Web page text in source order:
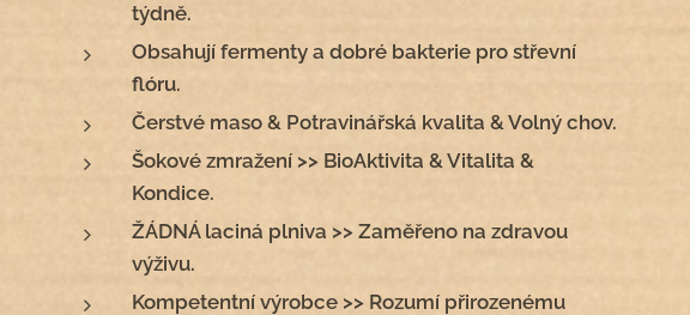
týdně.
Obsahují fermenty a dobré bakterie pro střevní
flóru.
Čerstvé maso & Potravinářská kvalita & Volný chov.
Šokové zmražení >> BioAktivita & Vitalita &
Kondice.
ŽÁDNÁ laciná plniva >> Zaměřeno na zdravou
výživu.
Kompetentní výrobce >> Rozumí přirozenému